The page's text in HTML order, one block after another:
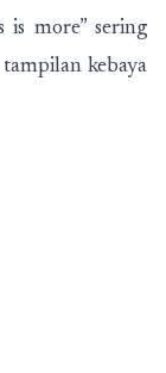
is more” sering
kebaya